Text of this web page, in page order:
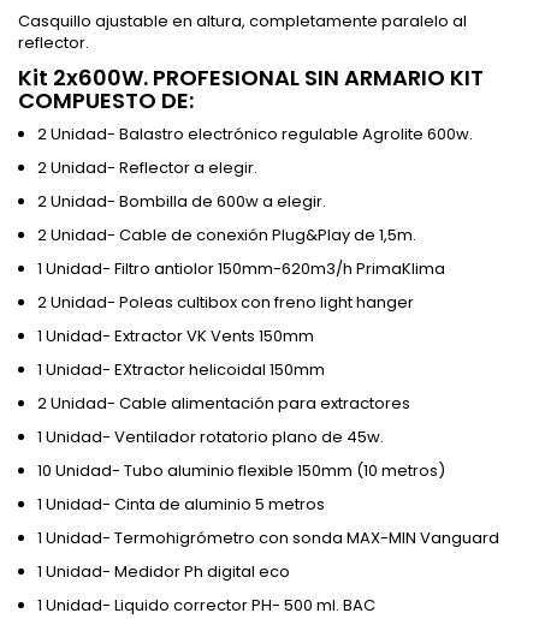
Casquillo ajustable en altura, completamente paralelo al
reflector.
Kit 2x600W. PROFESIONAL SIN ARMARIO KIT
COMPUESTO DE:
2 Unidad- Balastro electrónico regulable Agrolite 600w.
2 Unidad- Reflector a elegir.
2 Unidad- Bombilla de 600w a elegir.
2 Unidad- Cable de conexión Plug&Play de 1,5m.
1 Unidad- Filtro antiolor 150mm-620m3/h PrimaKlima
2 Unidad- Poleas cultibox con freno light hanger
1 Unidad- Extractor VK Vents 150mm
1 Unidad- EXtractor helicoidal 150mm
2 Unidad- Cable alimentación para extractores
1 Unidad- Ventilador rotatorio plano de 45w.
10 Unidad- Tubo aluminio flexible 150mm (10 metros)
1 Unidad- Cinta de aluminio 5 metros
1 Unidad- Termohigrómetro con sonda MAX-MIN Vanguard
1 Unidad- Medidor Ph digital eco
1 Unidad- Liquido corrector PH- 500 ml. BAC